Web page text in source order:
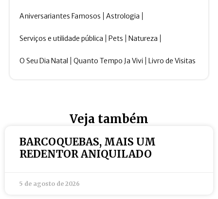
Aniversariantes Famosos Astrologia
Serviços e utilidade pública Pets Natureza
O Seu Dia Natal Quanto Tempo Ja Vivi Livro de Visitas
Veja também
BARCOQUEBAS, MAIS UM
REDENTOR ANIQUILADO
5 de agosto de 2026